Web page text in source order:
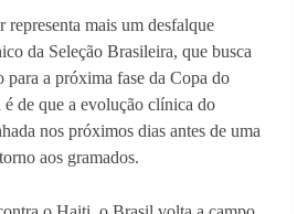
representa mais um desfalque
da Seleção Brasileira, que busca
para a próxima fase da Copa do
de que a evolução clínica do
nos próximos dias antes de uma
aos gramados.